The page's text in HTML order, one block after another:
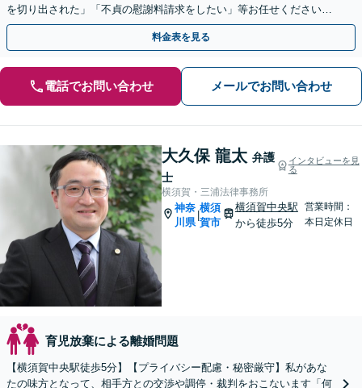
を切り出された」「不貞の慰謝料請求をしたい」等お任せください。
【リーズナブルな料金設定】
料金表を見る
電話でお問い合わせ メールでお問い合わせ
大久保 龍太 弁護
士
インタビューを見
る
横須賀・三浦法律事務所
神奈
川県
横須
賀市
横須賀中央駅
から徒歩5分
営業時間：
本日定休日
育児放棄による離婚問題
【横須賀中央駅徒歩5分】【プライバシー配慮・秘密厳守】私があな
たの味方となって、相手方との交渉や調停・裁判をおこないます「何